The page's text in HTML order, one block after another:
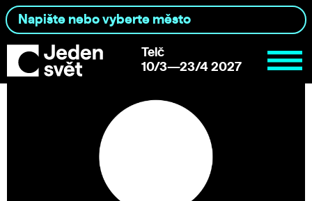
Telč
10/3—23/4 2027